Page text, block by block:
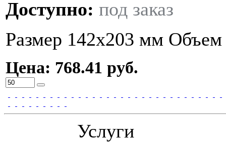
Доступно: под заказ
Размер 142х203 мм Объем
Цена: 768.41 руб.
Услуги